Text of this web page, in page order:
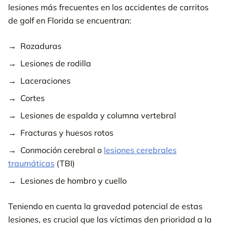
lesiones más frecuentes en los accidentes de carritos
de golf en Florida se encuentran:
Rozaduras
Lesiones de rodilla
Laceraciones
Cortes
Lesiones de espalda y columna vertebral
Fracturas y huesos rotos
Conmoción cerebral o lesiones cerebrales
traumáticas (TBI)
Lesiones de hombro y cuello
Teniendo en cuenta la gravedad potencial de estas
lesiones, es crucial que las víctimas den prioridad a la